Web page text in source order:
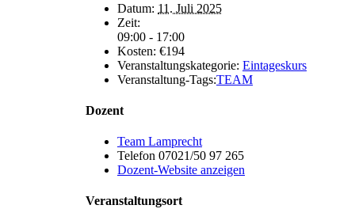
Datum: 11. Juli 2025
Zeit:
09:00 - 17:00
Kosten: €194
Veranstaltungskategorie: Eintageskurs
Veranstaltung-Tags:TEAM
Dozent
Team Lamprecht
Telefon 07021/50 97 265
Dozent-Website anzeigen
Veranstaltungsort